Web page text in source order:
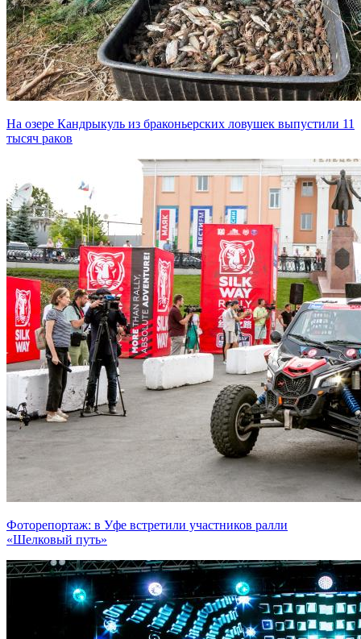
На озере Кандрыкуль из браконьерских ловушек выпустили 11
тысяч раков
Фоторепортаж: в Уфе встретили участников ралли
«Шелковый путь»